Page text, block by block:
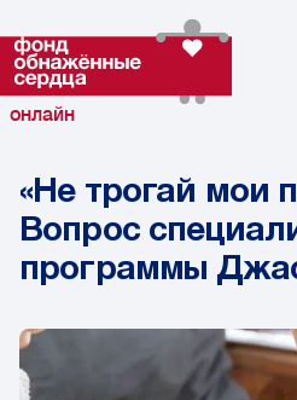
онлайн
«Не трогай мои
Вопрос
программы